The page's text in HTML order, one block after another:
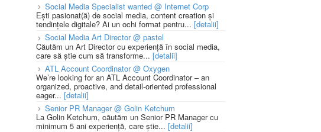
Social Media Specialist wanted @ Internet Corp
Ești pasionat(ă) de social media, content creation și
tendințele digitale? Ai un ochi format pentru... [detalii]
Social Media Art Director @ pastel
Căutăm un Art Director cu experiență în social media,
care să știe cum să transforme... [detalii]
ATL Account Coordinator @ Oxygen
We’re looking for an ATL Account Coordinator – an
organized, proactive, and detail-oriented professional
eager... [detalii]
Senior PR Manager @ Golin Ketchum
La Golin Ketchum, căutăm un Senior PR Manager cu
minimum 5 ani experiență, care știe... [detalii]